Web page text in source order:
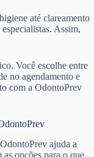
até clareamento
Assim,
Você escolhe entre
no agendamento e
com a OdontoPrev
ajuda a
opções para o que